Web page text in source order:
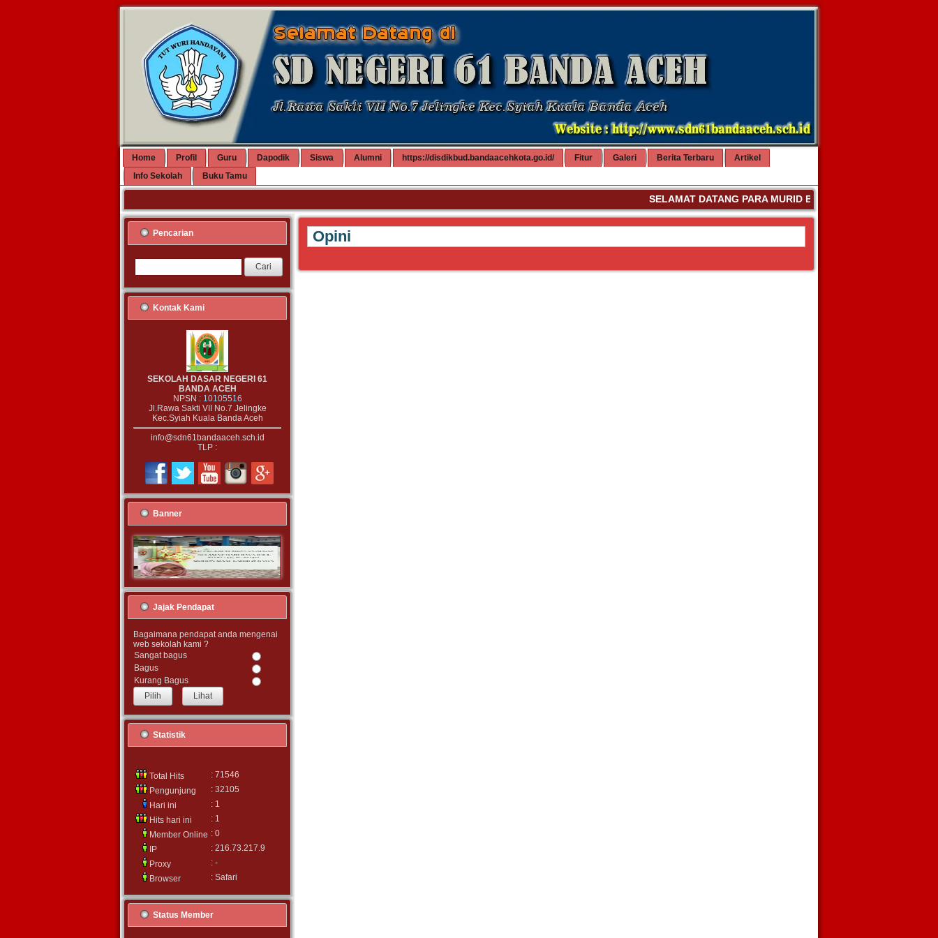
Home Profil Guru Dapodik Siswa Alumni https://disdikbud.bandaacehkota.go.id/ Fitur Galeri Berita Terbaru
Artikel
Info Sekolah
Buku Tamu
SELAMAT DATANG PARA MURID BARU SD NEGERI 61
Pencarian
Kontak Kami
SEKOLAH DASAR NEGERI 61
BANDA ACEH
NPSN : 10105516
Jl.Rawa Sakti VII No.7 Jelingke
Kec.Syiah Kuala Banda Aceh
info@sdn61bandaaceh.sch.id
TLP :
Banner
Jajak Pendapat
Bagaimana pendapat anda mengenai
web sekolah kami ?
Sangat bagus
Bagus
Kurang Bagus
Lihat
Statistik
Total Hits
: 71546
Pengunjung
: 32105
Hari ini
: 1
Hits hari ini
: 1
Member Online : 0
IP
: 216.73.217.9
Proxy
: -
Browser
: Safari
Status Member
Opini